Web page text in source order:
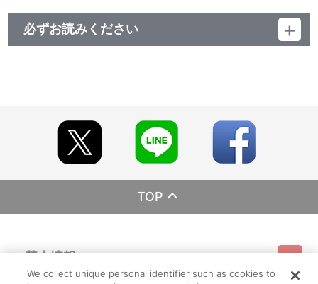
必ずお読みください
TOP
基本情報
We collect unique personal identifier such as cookies to